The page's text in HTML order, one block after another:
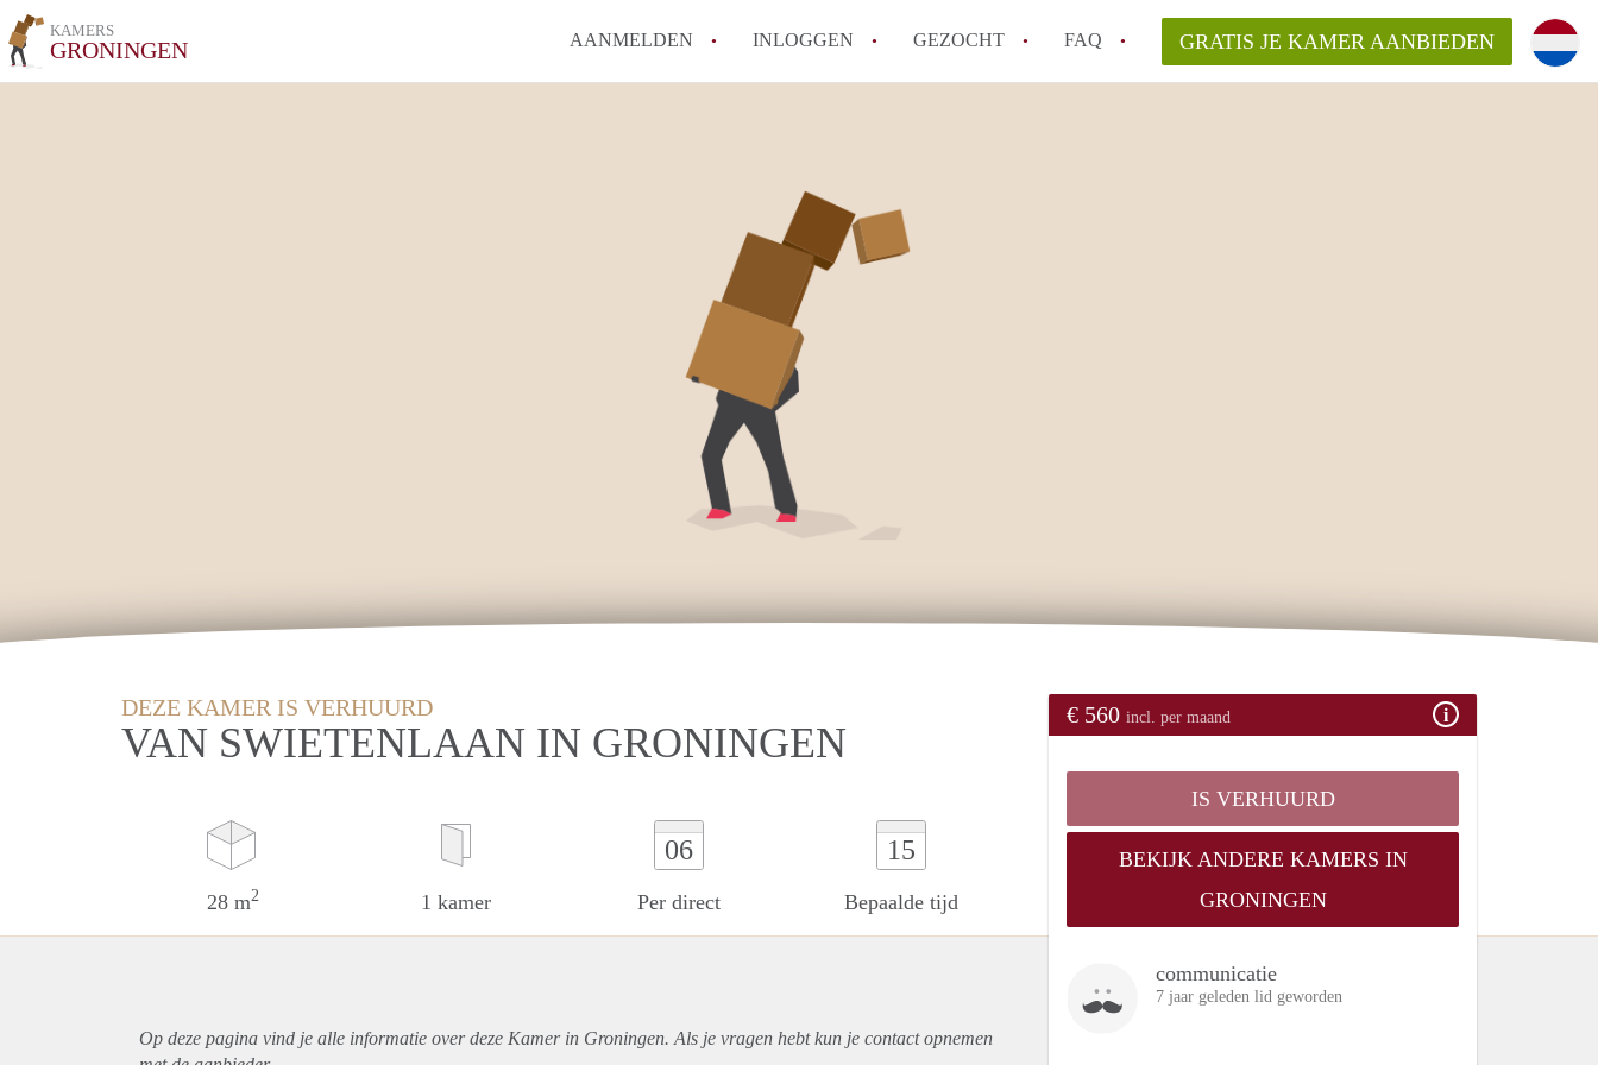
KAMERS
GRONINGEN AANMELDEN INLOGGEN GEZOCHT FAQ
Wanneer moet ik beginnen met zoeken naar een kamer in Groningen?
De populairste studentenwijken in Groningen?
GRATIS JE KAMER AANBIEDEN
DEZE KAMER IS VERHUURD
VAN SWIETENLAAN IN GRONINGEN
28 m2 1 kamer
06
Per direct
15
Bepaalde tijd
€ 560 incl. per maand
IS VERHUURD
BEKIJK ANDERE KAMERS IN
GRONINGEN
communicatie
7 jaar geleden lid geworden
Op deze pagina vind je alle informatie over deze Kamer in Groningen. Als je vragen hebt kun je contact opnemen